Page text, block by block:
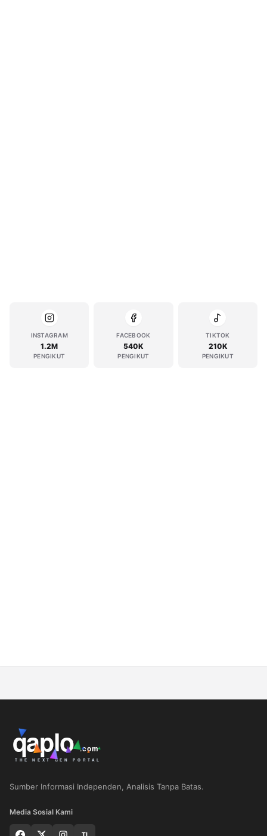
INSTAGRAM
1.2M
PENGIKUT
FACEBOOK
540K
PENGIKUT
TIKTOK
210K
PENGIKUT
Sumber Informasi Independen, Analisis Tanpa Batas.
Media Sosial Kami
TI